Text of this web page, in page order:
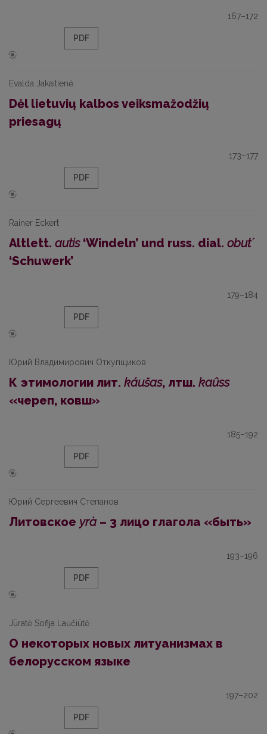
167–172
PDF
Evalda Jakaitienė
Dėl lietuvių kalbos veiksmažodžių
priesagų
173–177
PDF
Rainer Eckert
Altlett. autis‘Windeln’ und russ. dial. obut´
‘Schuwerk’
179–184
PDF
Юрий Владимирович Откупщиков
К этимологии лит. káušas, лтш. kaûss
«череп, ковш»
185–192
PDF
Юрий Сергеевич Степанов
Литовское yrà – 3 лицо глагола «быть»
193–196
PDF
Jūratė Sofija Laučiūtė
О некоторых новых литуанизмах в
белорусском языке
197–202
PDF